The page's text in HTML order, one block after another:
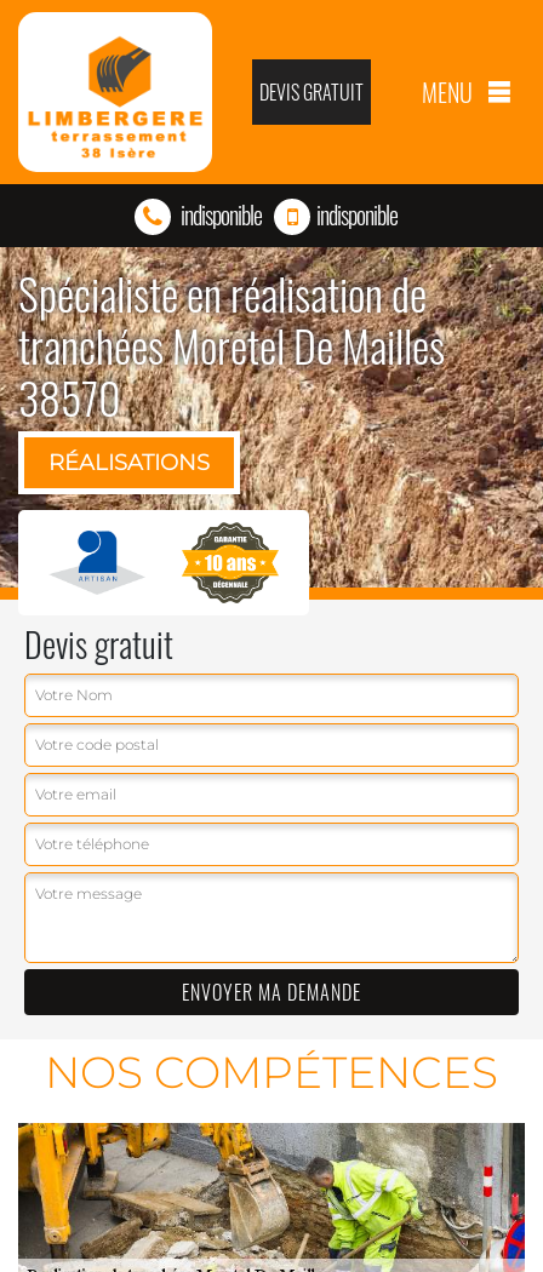
DEVIS GRATUIT MENU
indisponible indisponible
Spécialiste en réalisation de
tranchées Moretel De Mailles
38570
RÉALISATIONS
Devis gratuit
NOS COMPÉTENCES